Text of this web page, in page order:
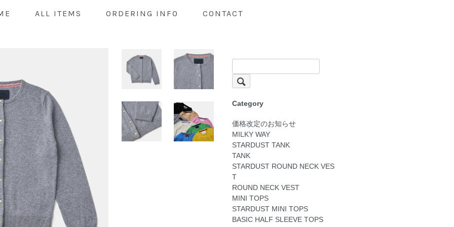
ALL ITEMS ORDERING INFO CONTACT
Category
価格改定のお知らせ
MILKY WAY
STARDUST TANK
TANK
STARDUST ROUND NECK VES
T
ROUND NECK VEST
MINI TOPS
STARDUST MINI TOPS
BASIC HALF SLEEVE TOPS